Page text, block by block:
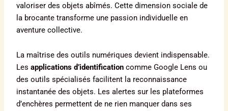
valoriser des objets abîmés. Cette dimension sociale de
la brocante transforme une passion individuelle en
aventure collective.
La maîtrise des outils numériques devient indispensable.
Lesapplications d’identification comme Google Lens ou
des outils spécialisés facilitent la reconnaissance
instantanée des objets. Les alertes sur les plateformes
d’enchères permettent de ne rien manquer dans ses